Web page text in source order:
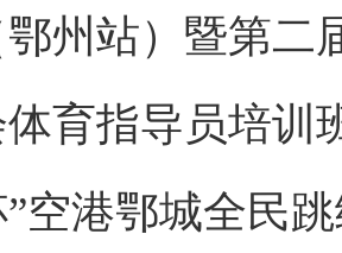
鄂州站）暨第
育指导员培训
空港鄂城全民